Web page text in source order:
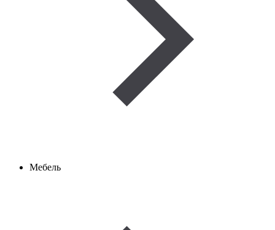
Мебель